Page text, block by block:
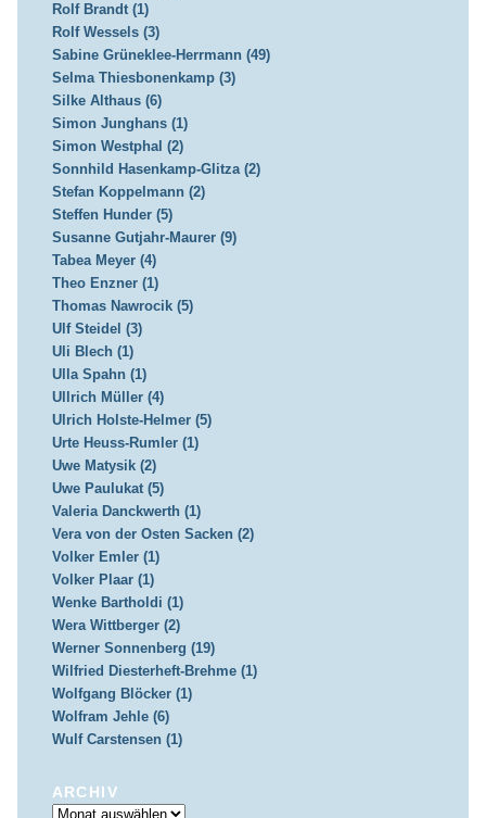
Rolf Brandt (1)
Rolf Wessels (3)
Sabine Grüneklee-Herrmann (49)
Selma Thiesbonenkamp (3)
Silke Althaus (6)
Simon Junghans (1)
Simon Westphal (2)
Sonnhild Hasenkamp-Glitza (2)
Stefan Koppelmann (2)
Steffen Hunder (5)
Susanne Gutjahr-Maurer (9)
Tabea Meyer (4)
Theo Enzner (1)
Thomas Nawrocik (5)
Ulf Steidel (3)
Uli Blech (1)
Ulla Spahn (1)
Ullrich Müller (4)
Ulrich Holste-Helmer (5)
Urte Heuss-Rumler (1)
Uwe Matysik (2)
Uwe Paulukat (5)
Valeria Danckwerth (1)
Vera von der Osten Sacken (2)
Volker Emler (1)
Volker Plaar (1)
Wenke Bartholdi (1)
Wera Wittberger (2)
Werner Sonnenberg (19)
Wilfried Diesterheft-Brehme (1)
Wolfgang Blöcker (1)
Wolfram Jehle (6)
Wulf Carstensen (1)
ARCHIV
Archiv